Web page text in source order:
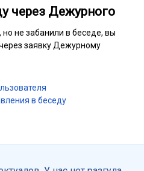
через Дежурного
не забанили в беседе, вы
заявку Дежурному
в беседу